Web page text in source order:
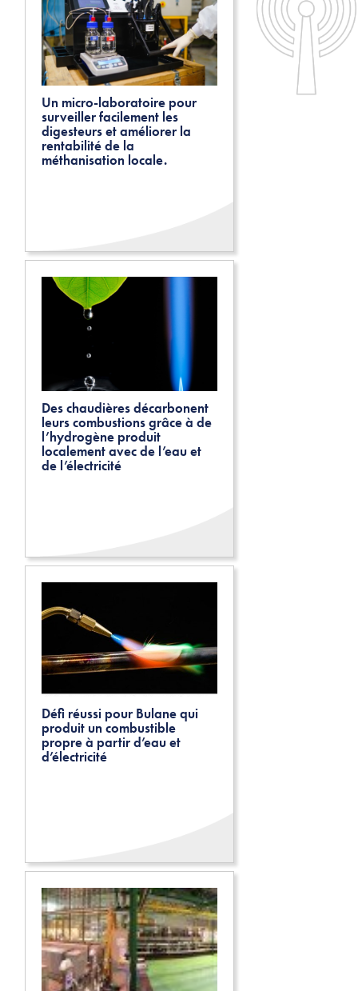
Un micro-laboratoire pour
surveiller facilement les
digesteurs et améliorer la
rentabilité de la
méthanisation locale.
Des chaudières décarbonent
leurs combustions grâce à de
l’hydrogène produit
localement avec de l’eau et
de l’électricité
Défi réussi pour Bulane qui
produit un combustible
propre à partir d’eau et
d’électricité